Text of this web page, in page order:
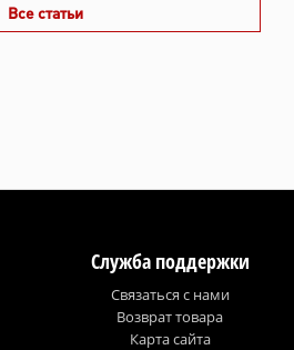
Все статьи
Служба поддержки
Связаться с нами
Возврат товара
Карта сайта